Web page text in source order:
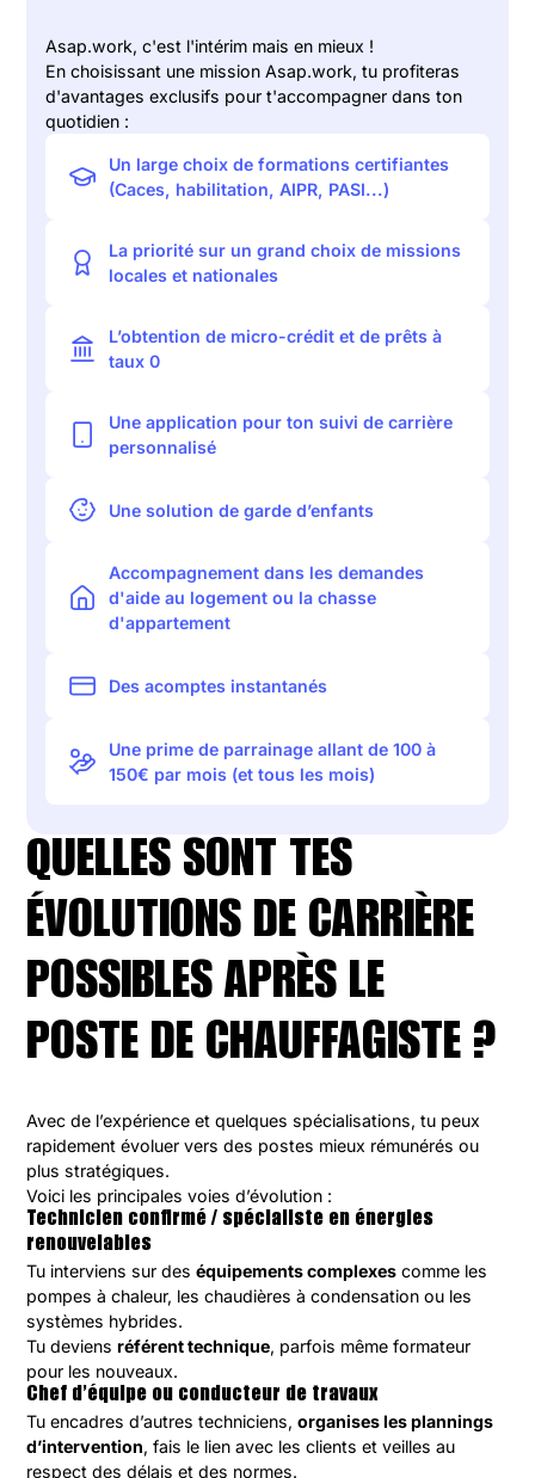
Asap.work, c'est l'intérim mais en mieux !
En choisissant une mission Asap.work, tu profiteras
d'avantages exclusifs pour t'accompagner dans ton
quotidien :
Un large choix de formations certifiantes
(Caces, habilitation, AIPR, PASI...)
La priorité sur un grand choix de missions
locales et nationales
L’obtention de micro-crédit et de prêts à
taux 0
Une application pour ton suivi de carrière
personnalisé
Une solution de garde d’enfants
Accompagnement dans les demandes
d'aide au logement ou la chasse
d'appartement
Des acomptes instantanés
Une prime de parrainage allant de 100 à
150€ par mois (et tous les mois)
QUELLES SONT TES
ÉVOLUTIONS DE CARRIÈRE
POSSIBLES APRÈS LE
POSTE DE CHAUFFAGISTE ?
Avec de l’expérience et quelques spécialisations, tu peux
rapidement évoluer vers des postes mieux rémunérés ou
plus stratégiques.
Voici les principales voies d’évolution :
Technicien confirmé / spécialiste en énergies
renouvelables
Tu interviens sur deséquipements complexes comme les
pompes à chaleur, les chaudières à condensation ou les
systèmes hybrides.
Tu deviensréférent technique, parfois même formateur
pour les nouveaux.
Chef d’équipe ou conducteur de travaux
Tu encadres d’autres techniciens,organises les plannings
d’intervention, fais le lien avec les clients et veilles au
respect des délais et des normes.